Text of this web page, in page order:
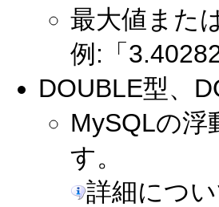
最大値また
例:「
DOUBLE型、
MySQLの浮
す。
詳細につ